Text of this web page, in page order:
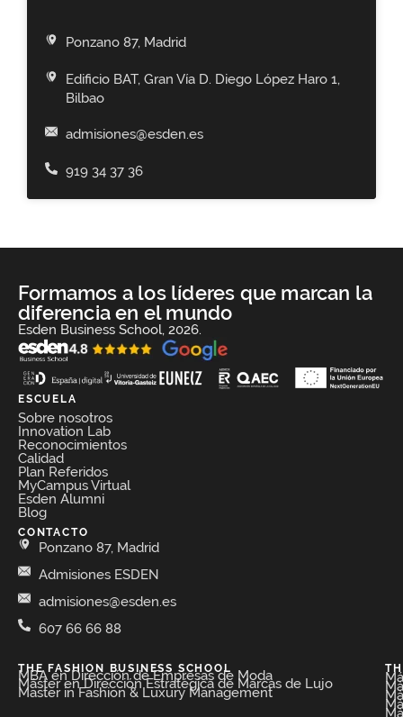
Ponzano 87, Madrid
Edificio BAT, Gran Vía D. Diego López Haro 1,
Bilbao
admisiones@esden.es
919 34 37 36
Formamos a los líderes que marcan la
diferencia en el mundo
Esden Business School, 2026.
ESCUELA
Sobre nosotros
Innovation Lab
Reconocimientos
Calidad
Plan Referidos
MyCampus Virtual
Esden Alumni
Blog
CONTACTO
Ponzano 87, Madrid
Admisiones ESDEN
admisiones@esden.es
607 66 66 88
THE FASHION BUSINESS SCHOOL​
MBA en Dirección de Empresas de Moda​
Máster en Dirección Estratégica de Marcas de Lujo
Master in Fashion & Luxury Management